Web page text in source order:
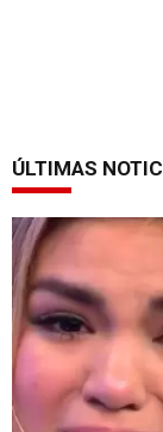
ÚLTIMAS